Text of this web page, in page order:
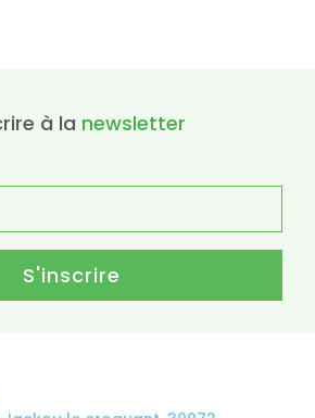
à la newsletter
S'inscrire